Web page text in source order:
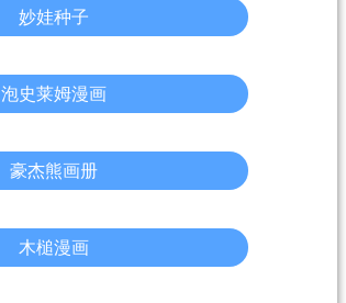
妙娃种子
泡史莱姆漫画
豪杰熊画册
木槌漫画